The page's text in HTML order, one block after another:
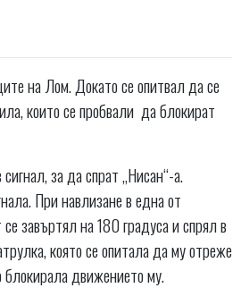
на Лом. Докато се опитвал да се
които се пробвали да блокират
за да спрат „Нисан“-а.
При навлизане в една от
завъртял на 180 градуса и спрял в
която се опитала да му отреже
движението му.